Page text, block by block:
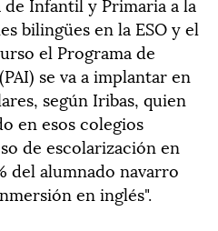
bilingües en la ESO y el
el Programa de
se va a implantar en
según Iribas, quien
en esos colegios
de escolarización en
del alumnado navarro
en inglés".